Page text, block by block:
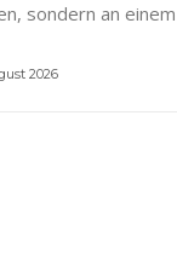
sondern an einem
2026